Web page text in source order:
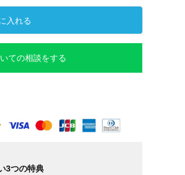
入れる
ての相談をする
3つの特典